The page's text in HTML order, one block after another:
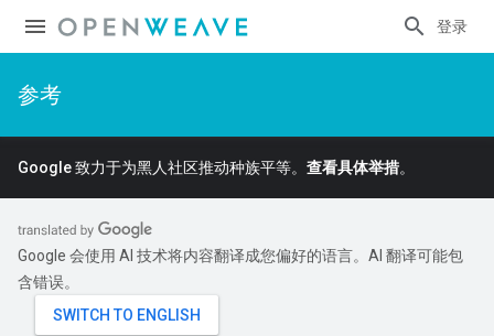
登录
参考
Google 致力于为黑人社区推动种族平等。 查看具体举措。
Google 会使用 AI 技术将内容翻译成您偏好的语言。AI 翻译可能包
含错误。